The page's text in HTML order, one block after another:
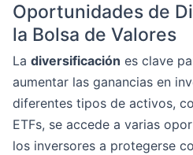
Oportunidades de
la Bolsa de Valores
La diversificación es clave
aumentar las ganancias en
diferentes tipos de activos,
ETFs, se accede a varias
los inversores a protegerse